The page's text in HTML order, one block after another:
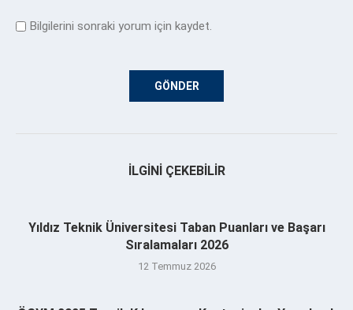
Bilgilerini sonraki yorum için kaydet.
İLGINI ÇEKEBILIR
Yıldız Teknik Üniversitesi Taban Puanları ve Başarı
Sıralamaları 2026
12 Temmuz 2026